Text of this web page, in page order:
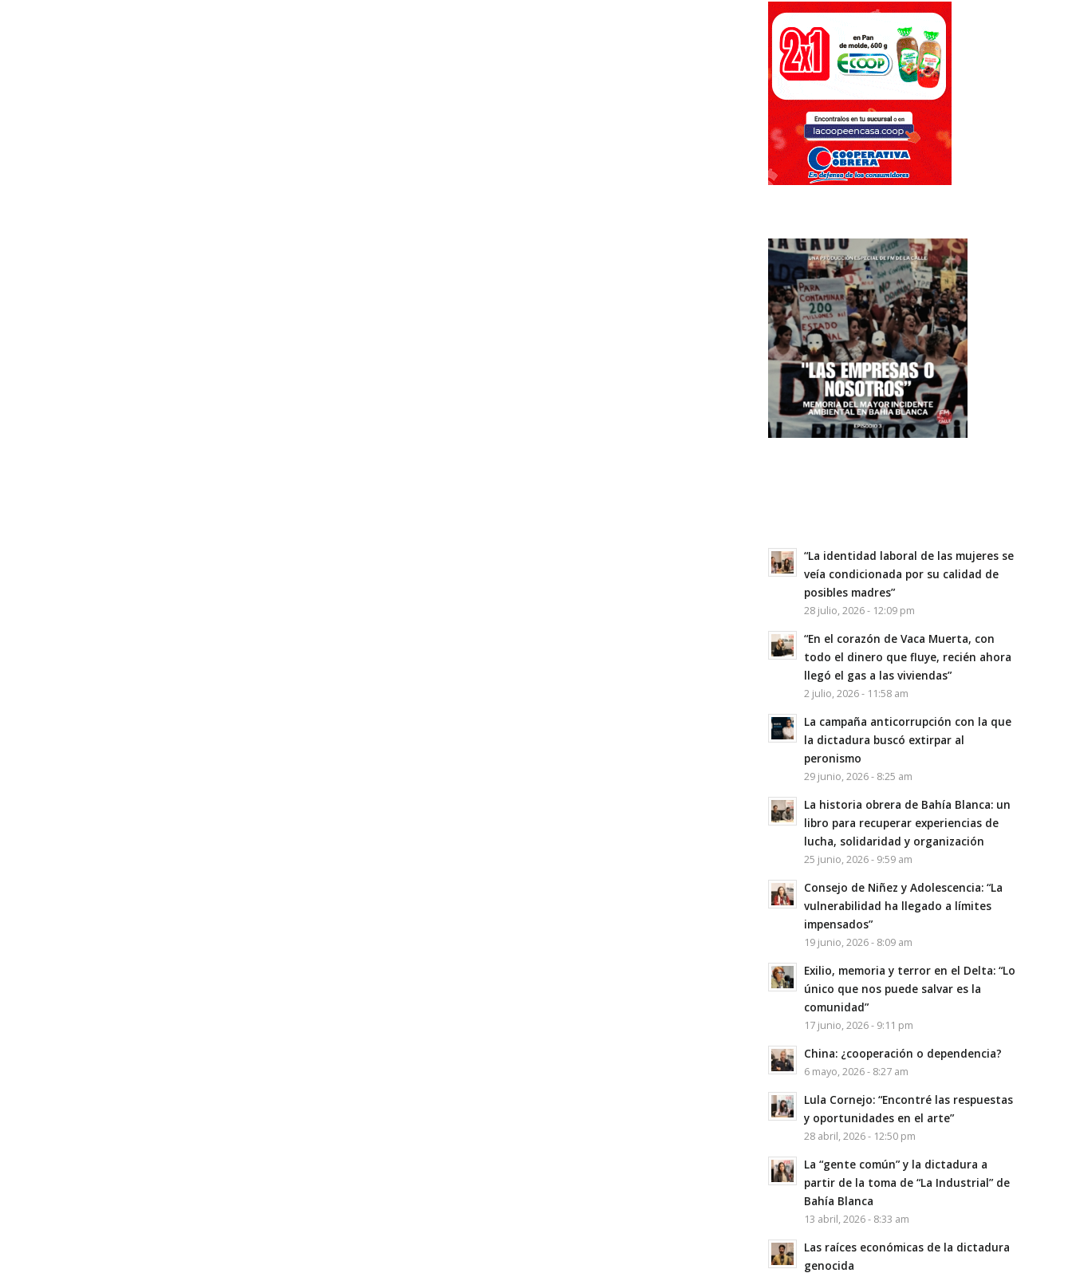
“La identidad laboral de las mujeres se
veía condicionada por su calidad de
posibles madres”
28 julio, 2026 - 12:09 pm
“En el corazón de Vaca Muerta, con
todo el dinero que fluye, recién ahora
llegó el gas a las viviendas”
2 julio, 2026 - 11:58 am
La campaña anticorrupción con la que
la dictadura buscó extirpar al
peronismo
29 junio, 2026 - 8:25 am
La historia obrera de Bahía Blanca: un
libro para recuperar experiencias de
lucha, solidaridad y organización
25 junio, 2026 - 9:59 am
Consejo de Niñez y Adolescencia: “La
vulnerabilidad ha llegado a límites
impensados”
19 junio, 2026 - 8:09 am
Exilio, memoria y terror en el Delta: “Lo
único que nos puede salvar es la
comunidad”
17 junio, 2026 - 9:11 pm
China: ¿cooperación o dependencia?
6 mayo, 2026 - 8:27 am
Lula Cornejo: “Encontré las respuestas
y oportunidades en el arte”
28 abril, 2026 - 12:50 pm
La “gente común” y la dictadura a
partir de la toma de “La Industrial” de
Bahía Blanca
13 abril, 2026 - 8:33 am
Las raíces económicas de la dictadura
genocida